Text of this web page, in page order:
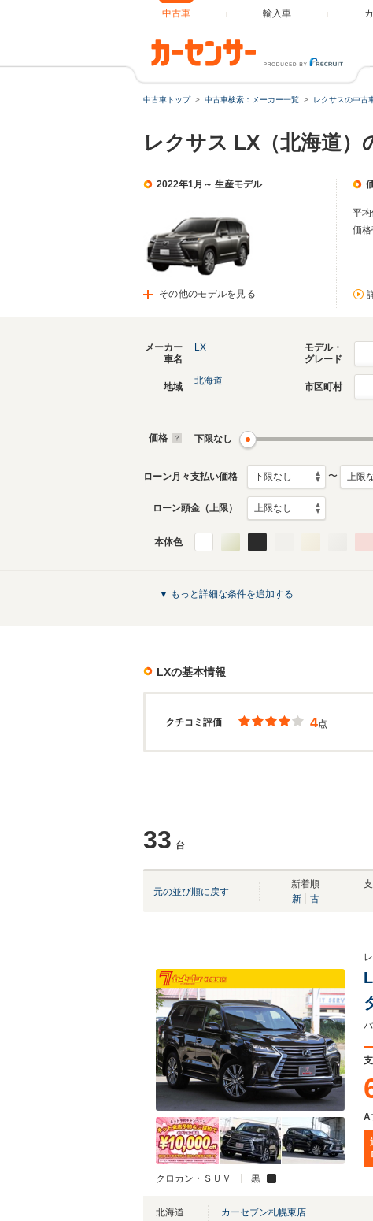
中古車 輸入車
中古車トップ 中古車検索：メーカー一覧 レクサスの中古
レクサス LX（北海道）
2022年1月～ 生産モデル
その他のモデルを見る
平均
価格
LXのカタログを見る
メーカー
車名
LX
モデル・
グレード
地域
北海道
市区町村
価格 下限なし
ローン月々支払い価格 〜
ローン頭金（上限）
本体色
▼ もっと詳細な条件を追加する
LXの基本情報
クチコミ評価 4点
33 台
元の並び順に戻す
新着順
新
古
クロカン・ＳＵＶ 黒
A
北海道
カーセブン札幌東店